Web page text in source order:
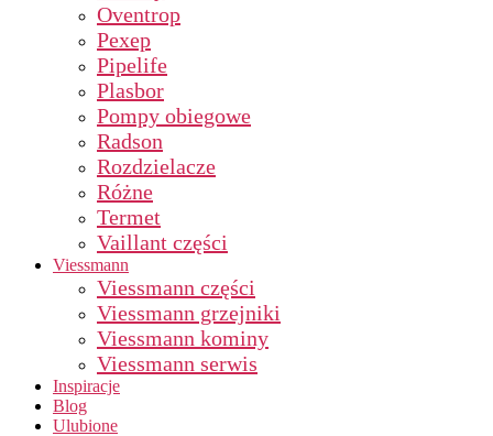
Oventrop
Pexep
Pipelife
Plasbor
Pompy obiegowe
Radson
Rozdzielacze
Różne
Termet
Vaillant części
Viessmann
Viessmann części
Viessmann grzejniki
Viessmann kominy
Viessmann serwis
Inspiracje
Blog
Ulubione